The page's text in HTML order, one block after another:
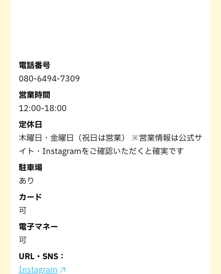
電話番号
080-6494-7309
営業時間
12:00-18:00
定休日
木曜日・金曜日（祝日は営業） ※営業情報は公式サ
イト・Instagramをご確認いただくと確実です
駐車場
あり
カード
可
電子マネー
可
URL・SNS：
Instagram